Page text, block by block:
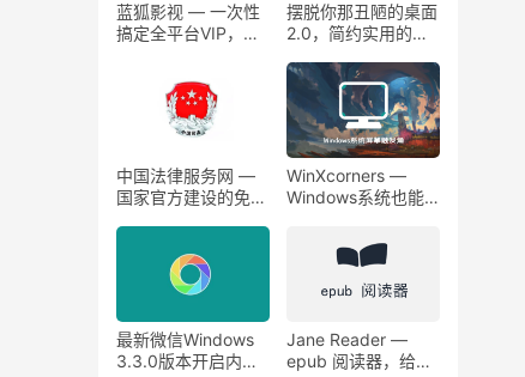
蓝狐影视 — 一次性
搞定全平台VIP，白
摆脱你那丑陋的桌面
2.0，简约实用的电
有！
中国法律服务网 —
国家官方建设的免费
WinXcorners —
Windows系统也能
最新微信Windows
3.3.0版本开启内
Jane Reader —
epub 阅读器，给你